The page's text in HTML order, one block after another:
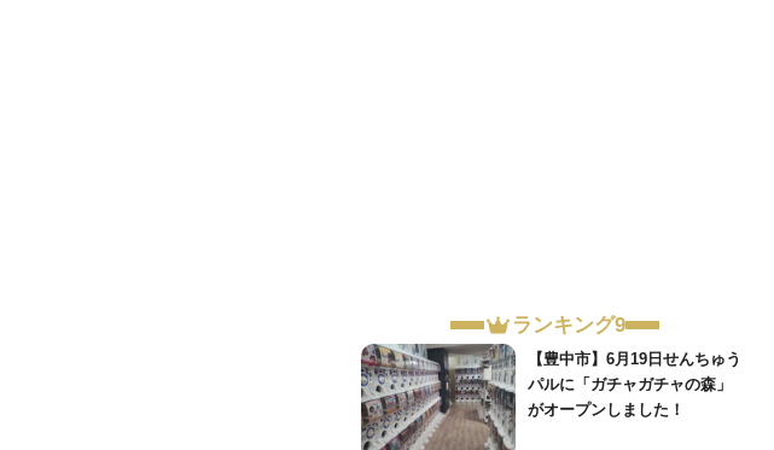
ランキング9
【豊中市】6月19日せんちゅう
パルに「ガチャガチャの森」
がオープンしました！